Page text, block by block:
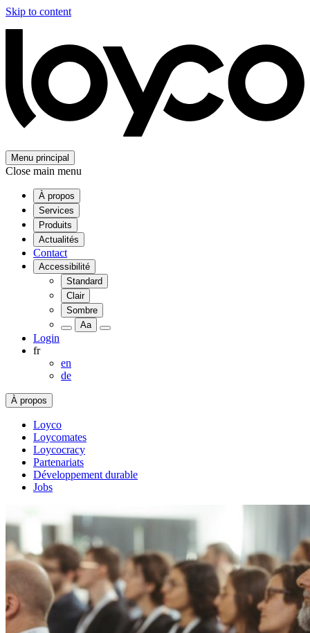
Skip to content
Menu principal
Close main menu
À propos
Services
Produits
Actualités
Contact
Accessibilité
Standard
Clair
Sombre
Aa
Login
fr
en
de
À propos
Loyco
Loycomates
Loycocracy
Partenariats
Développement durable
Jobs